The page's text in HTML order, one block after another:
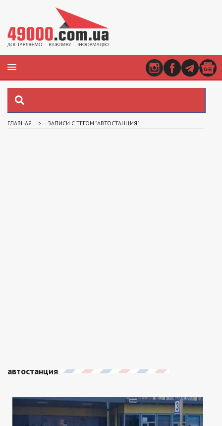
ГЛАВНАЯ > ЗАПИСИ С ТЕГОМ "АВТОСТАНЦИЯ"
автостанция